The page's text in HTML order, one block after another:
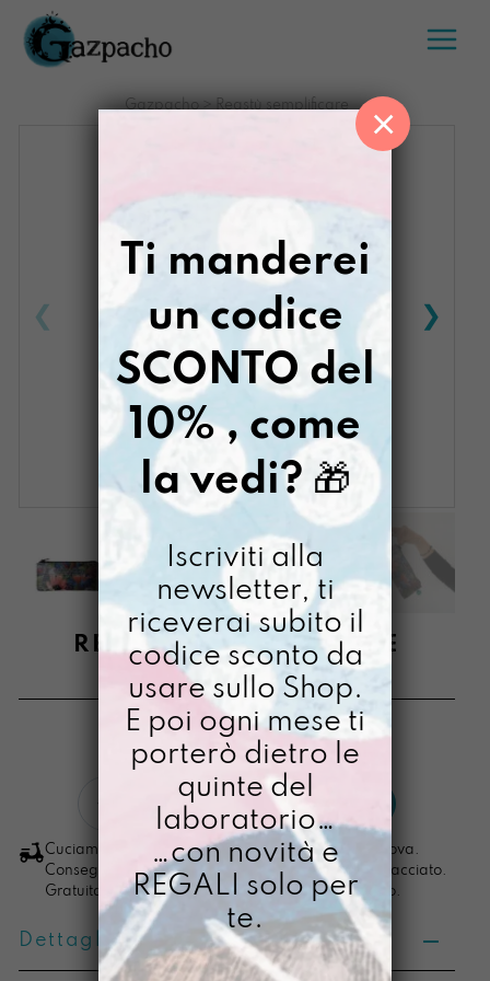
Salta
contenuto
Gazpacho > Reastù semplificare
REASTÙ SEMPLIFICARE
€ 22,00
[ Astuccio: 22 x 10 x 1,5 cm ]
semplificare
quantità
LO VOGLIO
Cuciamo ogni ordine nel nostro laboratorio di Padova.
Consegna in 4/5 giorni lavorativi, pacco sempre tracciato.
Gratuita per ordini di importo superiore ai 100 euro.
Dettagli prodotto
Ti manderei
un codice
SCONTO del
10% , come
la vedi? 🎁
Iscriviti alla
newsletter, ti
riceverai subito il
codice sconto da
usare sullo Shop.
E poi ogni mese ti
porterò dietro le
quinte del
laboratorio…
…con novità e
REGALI solo per
te.
×